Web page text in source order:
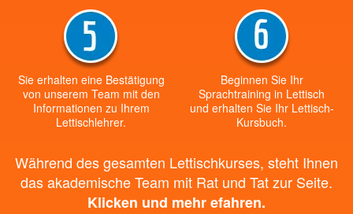
Sie erhalten eine Bestätigung
von unserem Team mit den
Informationen zu Ihrem
Lettischlehrer.
Beginnen Sie Ihr
Sprachtraining in Lettisch
und erhalten Sie Ihr Lettisch-
Kursbuch.
Während des gesamten Lettischkurses, steht Ihnen
das akademische Team mit Rat und Tat zur Seite.
Klicken und mehr efahren.